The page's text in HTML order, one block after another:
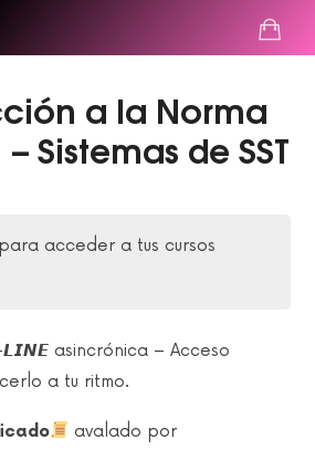
a la Norma
Sistemas de SST
para acceder a tus cursos
asincrónica – Acceso
a tu ritmo.
avalado por